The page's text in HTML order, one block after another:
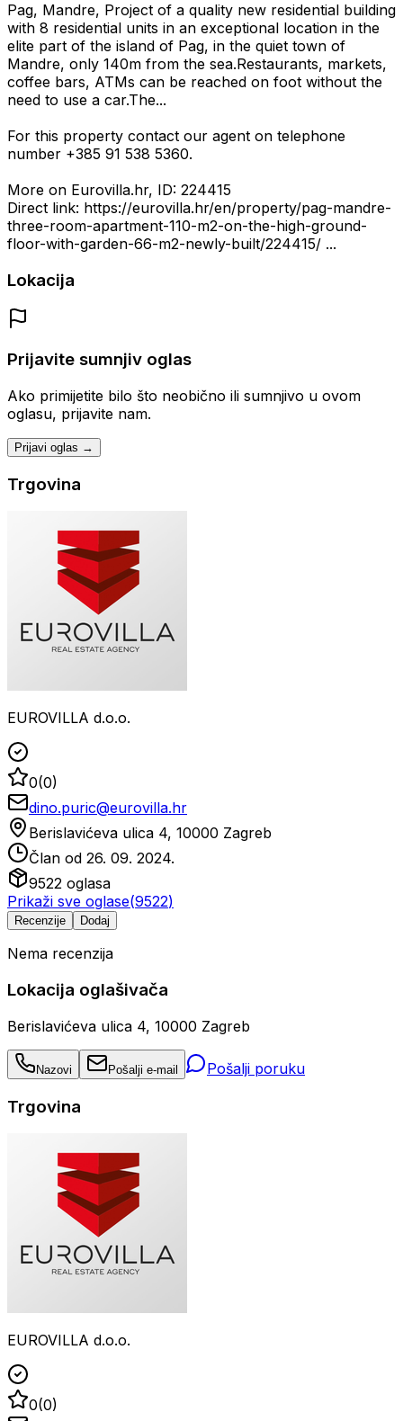
Pag, Mandre, Project of a quality new residential building
with 8 residential units in an exceptional location in the
elite part of the island of Pag, in the quiet town of
Mandre, only 140m from the sea.Restaurants, markets,
coffee bars, ATMs can be reached on foot without the
need to use a car.The...
For this property contact our agent on telephone
number +385 91 538 5360.
More on Eurovilla.hr, ID: 224415
Direct link: https://eurovilla.hr/en/property/pag-mandre-
three-room-apartment-110-m2-on-the-high-ground-
floor-with-garden-66-m2-newly-built/224415/ ...
Lokacija
Prijavite sumnjiv oglas
Ako primijetite bilo što neobično ili sumnjivo u ovom
oglasu, prijavite nam.
Prijavi oglas →
Trgovina
EUROVILLA d.o.o.
0(0)
dino.puric@eurovilla.hr
Berislavićeva ulica 4, 10000 Zagreb
Član od 26. 09. 2024.
9522 oglasa
Prikaži sve oglase(9522)
Recenzije Dodaj
Nema recenzija
Lokacija oglašivača
Berislavićeva ulica 4, 10000 Zagreb
Nazovi Pošalji e-mail Pošalji poruku
Trgovina
EUROVILLA d.o.o.
0(0)